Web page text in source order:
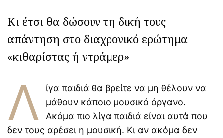
Κι έτσι θα δώσουν τη δική τους
απάντηση στο διαχρονικό ερώτημα
«κιθαρίστας ή ντράμερ»
Λ
ίγα παιδιά θα βρείτε να μη θέλουν να
μάθουν κάποιο μουσικό όργανο.
Ακόμα πιο λίγα παιδιά είναι αυτά που
δεν τους αρέσει η μουσική. Κι αν ακόμα δεν